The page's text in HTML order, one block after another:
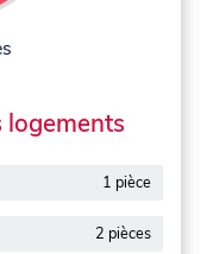
logements
1 pièce
2 pièces